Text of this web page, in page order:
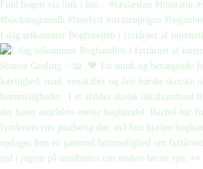
I dag udkommer Boghandlen i fyrtårnet af internati